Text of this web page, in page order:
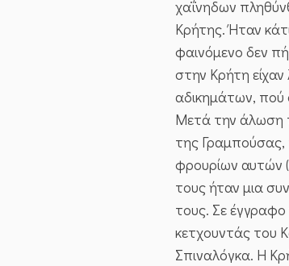
χαΐνηδων
Κρήτης. Ήταν
φαινόμενο δεν
στην Κρήτη
αδικημάτων, πού
Μετά την άλωση
της Γραμπούσας,
φρουρίων αυτών
τους ήταν μια
τους. Σε
κετχουντάς του
Σπιναλόγκα. Η